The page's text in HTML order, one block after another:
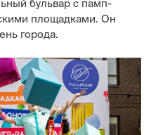
бульвар с памп-
площадками. Он
города.